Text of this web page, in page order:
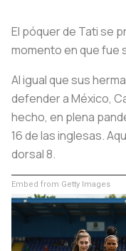
El póquer de Tati se
momento en que fue
Al igual que sus
defender a México,
hecho, en plena
16 de las inglesas.
dorsal 8.
Embed from Getty Images